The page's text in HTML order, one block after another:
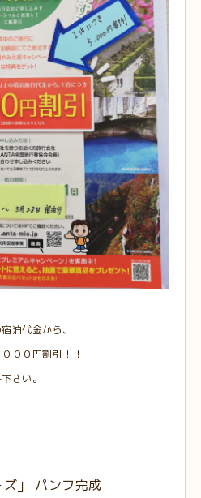
泊代金から、
００円割引！！
さい。
ズ」 パンフ完成